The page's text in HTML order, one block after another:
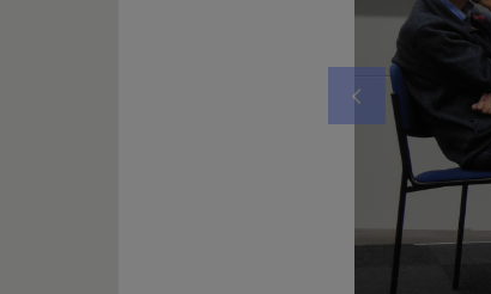
Vorheriges